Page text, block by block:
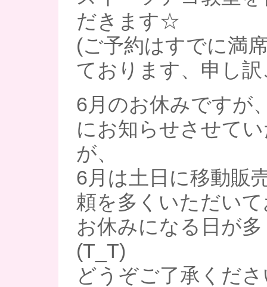
だきます☆
(ご予約はすでに満
ております、申し
6月のお休みですが
にお知らせさせて
が、
6月は土日に移動販
頼を多くいただい
お休みになる日が
(T_T)
どうぞご了承くだ